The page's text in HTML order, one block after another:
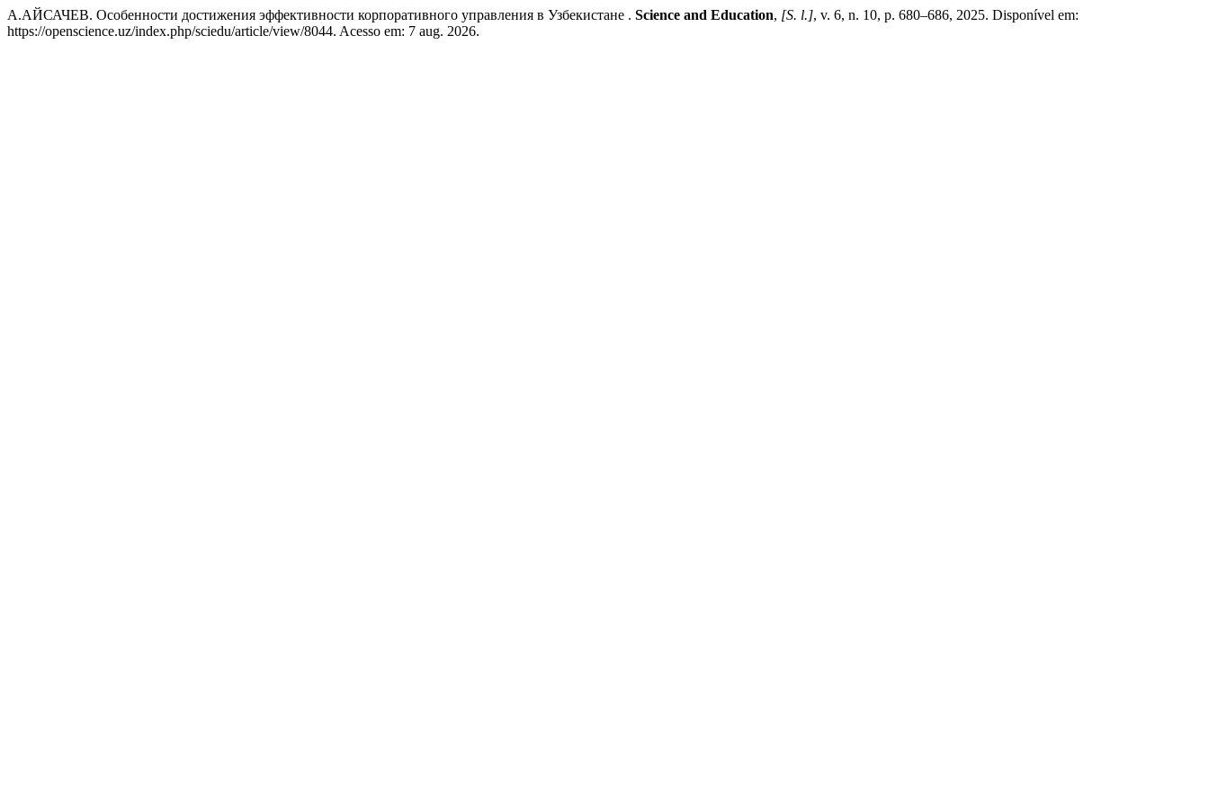
А.АЙСАЧЕВ. Особенности достижения эффективности корпоративного управления в Узбекистане . Science and Education, [S. l.], v. 6, n. 10, p. 680–686, 2025. Disponível em:
https://openscience.uz/index.php/sciedu/article/view/8044. Acesso em: 7 aug. 2026.